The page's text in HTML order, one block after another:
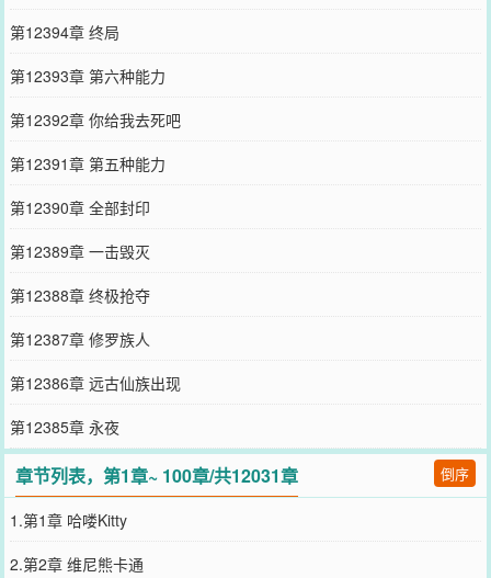
第12394章 终局
第12393章 第六种能力
第12392章 你给我去死吧
第12391章 第五种能力
第12390章 全部封印
第12389章 一击毁灭
第12388章 终极抢夺
第12387章 修罗族人
第12386章 远古仙族出现
第12385章 永夜
章节列表，第1章~ 100章/共12031章 倒序
1.第1章 哈喽Kitty
2.第2章 维尼熊卡通